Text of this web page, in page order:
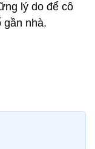
lý do để cô
gần nhà.